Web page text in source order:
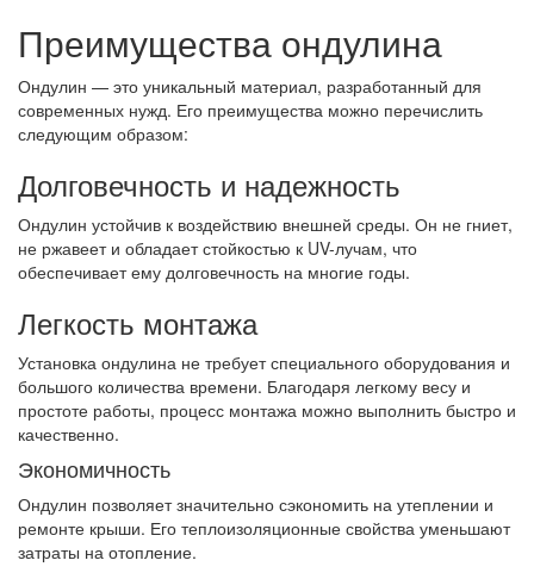
Преимущества ондулина
Ондулин — это уникальный материал, разработанный для
современных нужд. Его преимущества можно перечислить
следующим образом:
Долговечность и надежность
Ондулин устойчив к воздействию внешней среды. Он не гниет,
не ржавеет и обладает стойкостью к UV-лучам, что
обеспечивает ему долговечность на многие годы.
Легкость монтажа
Установка ондулина не требует специального оборудования и
большого количества времени. Благодаря легкому весу и
простоте работы, процесс монтажа можно выполнить быстро и
качественно.
Экономичность
Ондулин позволяет значительно сэкономить на утеплении и
ремонте крыши. Его теплоизоляционные свойства уменьшают
затраты на отопление.